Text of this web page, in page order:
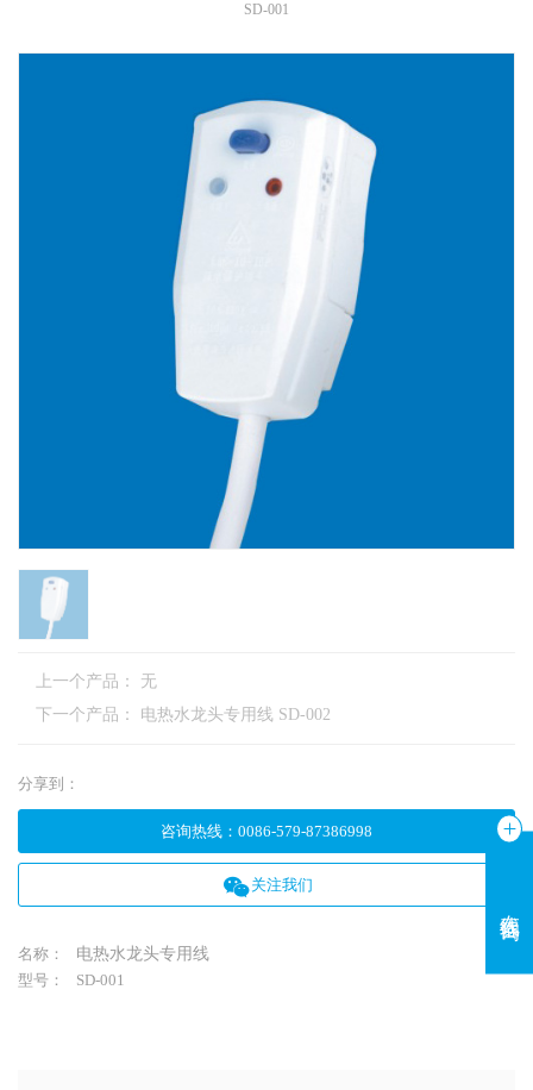
SD-001
上一个产品： 无
下一个产品： 电热水龙头专用线 SD-002
分享到：
咨询热线 ： 0086-579-87386998
关注我们
名称：
电热水龙头专用线
型号：
SD-001